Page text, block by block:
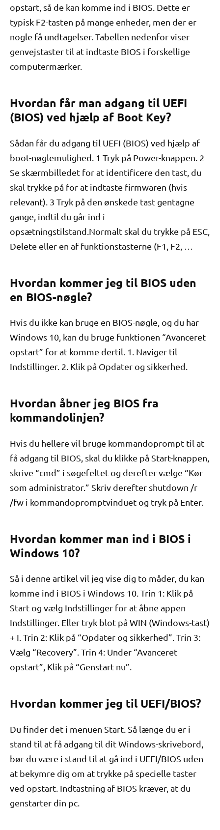
opstart, så de kan komme ind i BIOS. Dette er
typisk F2-tasten på mange enheder, men der er
nogle få undtagelser. Tabellen nedenfor viser
genvejstaster til at indtaste BIOS i forskellige
computermærker.
Hvordan får man adgang til UEFI
(BIOS) ved hjælp af Boot Key?
Sådan får du adgang til UEFI (BIOS) ved hjælp af
boot-nøglemulighed. 1 Tryk på Power-knappen. 2
Se skærmbilledet for at identificere den tast, du
skal trykke på for at indtaste firmwaren (hvis
relevant). 3 Tryk på den ønskede tast gentagne
gange, indtil du går ind i
opsætningstilstand.Normalt skal du trykke på ESC,
Delete eller en af ​​funktionstasterne (F1, F2, …
Hvordan kommer jeg til BIOS uden
en BIOS-nøgle?
Hvis du ikke kan bruge en BIOS-nøgle, og du har
Windows 10, kan du bruge funktionen “Avanceret
opstart” for at komme dertil. 1. Naviger til
Indstillinger. 2. Klik på Opdater og sikkerhed.
Hvordan åbner jeg BIOS fra
kommandolinjen?
Hvis du hellere vil bruge kommandoprompt til at
få adgang til BIOS, skal du klikke på Start-knappen,
skrive “cmd” i søgefeltet og derefter vælge “Kør
som administrator.” Skriv derefter shutdown /r
/fw i kommandopromptvinduet og tryk på Enter.
Hvordan kommer man ind i BIOS i
Windows 10?
Så i denne artikel vil jeg vise dig to måder, du kan
komme ind i BIOS i Windows 10. Trin 1: Klik på
Start og vælg Indstillinger for at åbne appen
Indstillinger. Eller tryk blot på WIN (Windows-tast)
+ I. Trin 2: Klik på “Opdater og sikkerhed”. Trin 3:
Vælg “Recovery”. Trin 4: Under “Avanceret
opstart”, Klik på “Genstart nu”.
Hvordan kommer jeg til UEFI/BIOS?
Du finder det i menuen Start. Så længe du er i
stand til at få adgang til dit Windows-skrivebord,
bør du være i stand til at gå ind i UEFI/BIOS uden
at bekymre dig om at trykke på specielle taster
ved opstart. Indtastning af BIOS kræver, at du
genstarter din pc.